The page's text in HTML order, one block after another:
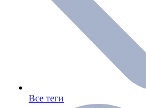
Все теги